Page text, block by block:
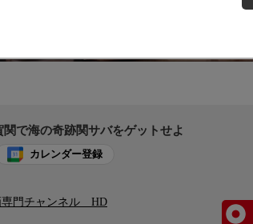
で海の奇跡関サバをゲットせよ
カレンダー登録
専門チャンネル HD